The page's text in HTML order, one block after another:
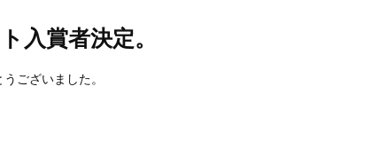
入賞者決定。
ございました。